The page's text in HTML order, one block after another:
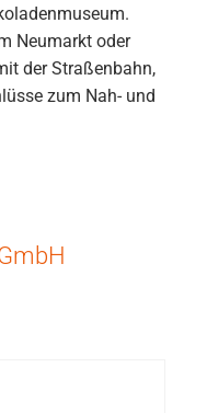
Neumarkt oder
der Straßenbahn,
zum Nah- und